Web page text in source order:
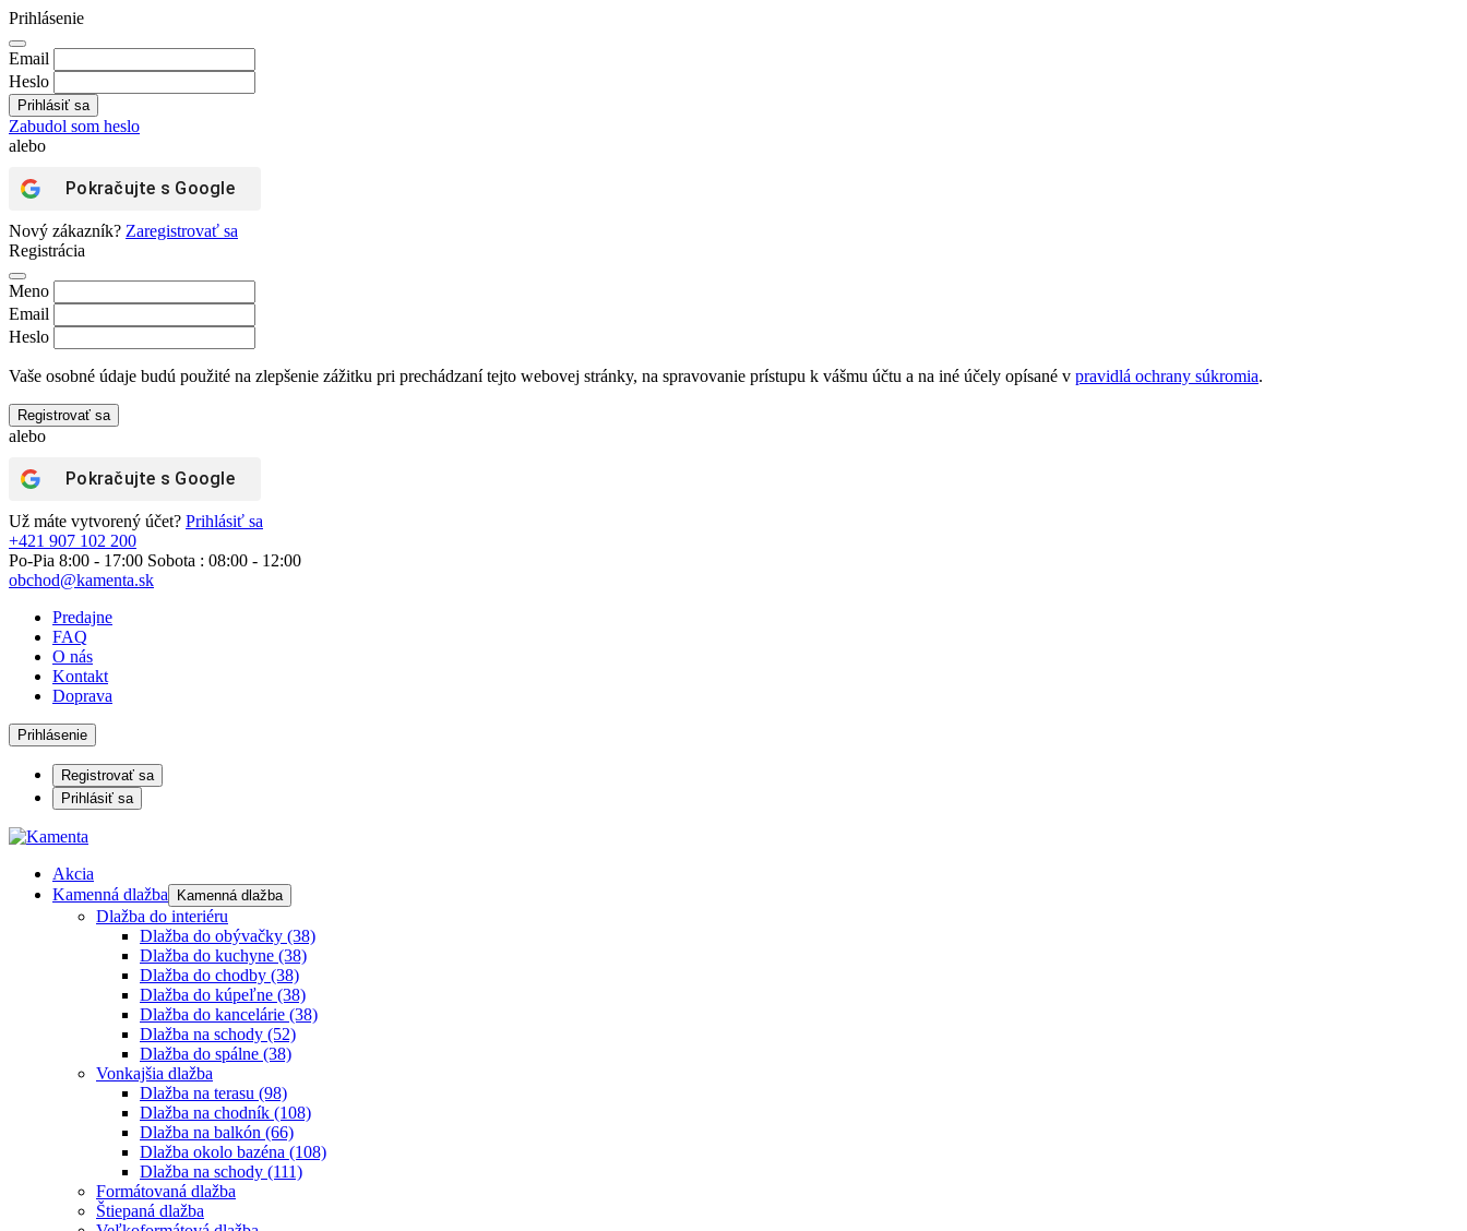
Prihlásenie
Email
Heslo
Zabudol som heslo
alebo
Pokračujte s Google
Nový zákazník? Zaregistrovať sa
Registrácia
Meno
Email
Heslo
Vaše osobné údaje budú použité na zlepšenie zážitku pri prechádzaní tejto webovej stránky, na spravovanie prístupu k vášmu účtu a na iné účely opísané v pravidlá ochrany súkromia.
Registrovať sa
alebo
Pokračujte s Google
Už máte vytvorený účet? Prihlásiť sa
+421 907 102 200
Po-Pia 8:00 - 17:00 Sobota : 08:00 - 12:00
obchod@kamenta.sk
Predajne
FAQ
O nás
Kontakt
Doprava
Prihlásenie
Registrovať sa
Prihlásiť sa
Akcia
Kamenná dlažba
Kamenná dlažba
Dlažba do interiéru
Dlažba do obývačky (38)
Dlažba do kuchyne (38)
Dlažba do chodby (38)
Dlažba do kúpeľne (38)
Dlažba do kancelárie (38)
Dlažba na schody (52)
Dlažba do spálne (38)
Vonkajšia dlažba
Dlažba na terasu (98)
Dlažba na chodník (108)
Dlažba na balkón (66)
Dlažba okolo bazéna (108)
Dlažba na schody (111)
Formátovaná dlažba
Štiepaná dlažba